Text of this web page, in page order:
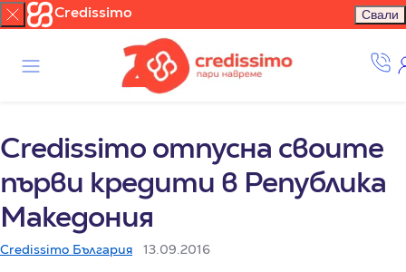
Credissimo Свали
Credissimo отпусна своите
първи кредити в Република
Македония
Credissimo България 13.09.2016